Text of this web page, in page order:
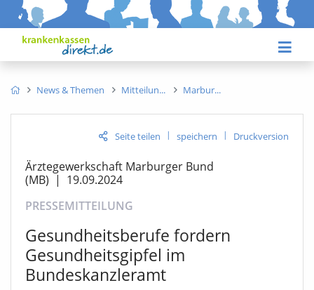
News & Themen Mitteilun Marbur
Seite teilen | speichern | Druckversion
Ärztegewerkschaft Marburger Bund
(MB) | 19.09.2024
PRESSEMITTEILUNG
Gesundheitsberufe fordern
Gesundheitsgipfel im
Bundeskanzleramt